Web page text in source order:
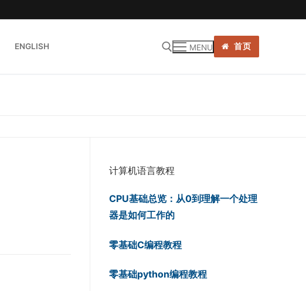
ENGLISH MENU 首页
计算机语言教程
CPU基础总览：从0到理解一个处理
器是如何工作的
零基础C编程教程
零基础python编程教程